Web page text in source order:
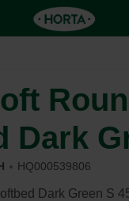
Dark
HQ000539806
Dark Green S